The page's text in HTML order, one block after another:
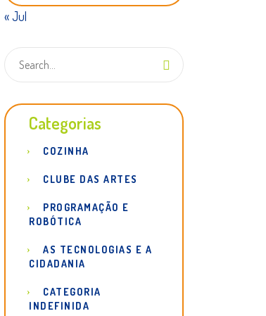
« Jul
Categorias
COZINHA
CLUBE DAS ARTES
PROGRAMAÇÃO E
ROBÓTICA
AS TECNOLOGIAS E A
CIDADANIA
CATEGORIA
INDEFINIDA